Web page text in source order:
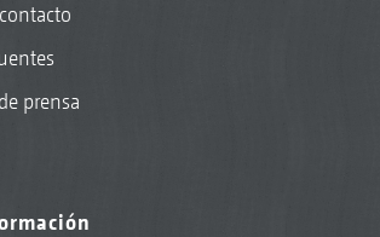
prensa